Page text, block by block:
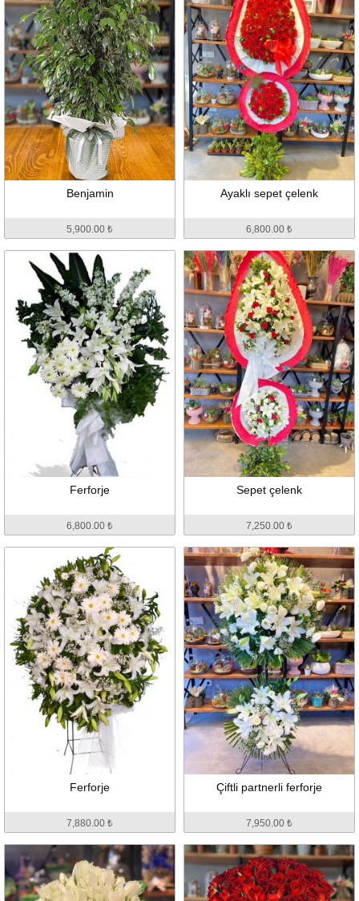
Benjamin
5,900.00 ₺
Ayaklı sepet çelenk
6,800.00 ₺
Ferforje
6,800.00 ₺
Sepet çelenk
7,250.00 ₺
Ferforje
7,880.00 ₺
Çiftli partnerli ferforje
7,950.00 ₺